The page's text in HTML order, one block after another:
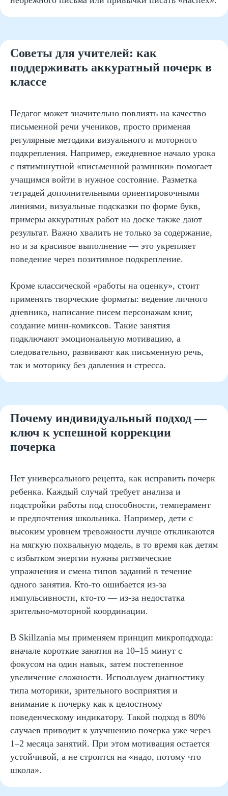
Советы для учителей: как
поддерживать аккуратный почерк в
классе
Педагог может значительно повлиять на качество
письменной речи учеников, просто применяя
регулярные методики визуального и моторного
подкрепления. Например, ежедневное начало урока
с пятиминутной «письменной разминки» помогает
учащимся войти в нужное состояние. Разметка
тетрадей дополнительными ориентировочными
линиями, визуальные подсказки по форме букв,
примеры аккуратных работ на доске также дают
результат. Важно хвалить не только за содержание,
но и за красивое выполнение — это укрепляет
поведение через позитивное подкрепление.
Кроме классической «работы на оценку», стоит
применять творческие форматы: ведение личного
дневника, написание писем персонажам книг,
создание мини-комиксов. Такие занятия
подключают эмоциональную мотивацию, а
следовательно, развивают как письменную речь,
так и моторику без давления и стресса.
Почему индивидуальный подход —
ключ к успешной коррекции
почерка
Нет универсального рецепта, как исправить почерк
ребенка. Каждый случай требует анализа и
подстройки работы под способности, темперамент
и предпочтения школьника. Например, дети с
высоким уровнем тревожности лучше откликаются
на мягкую похвальную модель, в то время как детям
с избытком энергии нужны ритмические
упражнения и смена типов заданий в течение
одного занятия. Кто-то ошибается из-за
импульсивности, кто-то — из-за недостатка
зрительно-моторной координации.
В Skillzania мы применяем принцип микроподхода:
вначале короткие занятия на 10–15 минут с
фокусом на один навык, затем постепенное
увеличение сложности. Используем диагностику
типа моторики, зрительного восприятия и
внимание к почерку как к целостному
поведенческому индикатору. Такой подход в 80%
случаев приводит к улучшению почерка уже через
1–2 месяца занятий. При этом мотивация остается
устойчивой, а не строится на «надо, потому что
школа».
Мы поможем вам!
Политика конфиденциальности
Оставить заявку
Ментальная арифметика
Красивый почерк
Подготовка к школе
Написание сочинений
Тарифы
Реферальная программа
Наши методисты
Материнский капитал
Вакансии
Программы
О школе
Структура и органы управления
Организация и осуществление образовательной
деятельности по программе доп. образования
АВТОНОМНАЯ НЕКОММЕРЧЕСКАЯ ОРГАНИЗАЦИЯ
ДОПОЛНИТЕЛЬНОГО ОБРАЗОВАНИЯ "ШКОЛА
НЕЙРОРАЗВИТИЯ И ОБУЧЕНИЯ ДЕТЕЙ"
ИНН: 9727116117, ОГРН: 1257700472831
Телефон: +7 (800) 100-11-43, Почта: anodo@skillzania.ru
Сайт Минобрнауки России
Сайт Минпросвещения России
Публичная оферта